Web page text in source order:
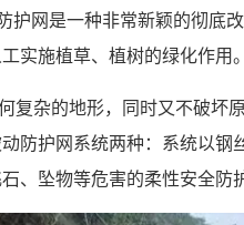
护网是一种非常新颖的彻底
实施植草、植树的绿化作用
复杂的地形，同时又不破坏
防护网系统两种：系统以
、坠物等危害的柔性安全防